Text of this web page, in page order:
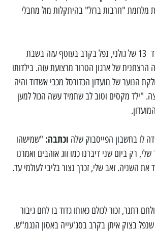
מלחמת "חרבות ברזל" בהיתקלות מול מחבלי
סמ"ר בגדוד 13 של גולני, נפל בקרב בעוטף עזה בשבת
של ארגון הטרור מרצועת עזה. בילדותו
הנוער של מועדון הכדורסל מכבי אשדוד והיה
"ילד מקסים וטוב לב שתמיד עשה הכול למען
לו בחשבון הפייסבוק שלה וכתבה: "שמישהו
שלי, רק ביום שני דיברנו כמו זוג אוהבים ואמרנו
השניה. זאב שלי, זכרך נצור בליבי לעולמי עד.
בו שירת ולחם רתנר, זכור לכולם כאותו גדוד בו לחם גיבור
שנפל בצוק איתן בקרב בסג'עייה באסון הנגמ"ש.